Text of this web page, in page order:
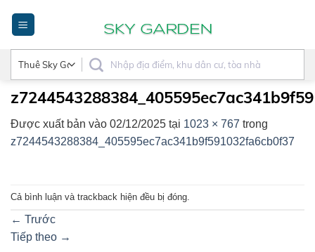
dung
Được xuất bản vào 02/12/2025 tại 1023 × 767 trong
z7244543288384_405595ec7ac341b9f591032fa6cb0f37
Cả bình luận và trackback hiện đều bị đóng.
← Trước
Tiếp theo →